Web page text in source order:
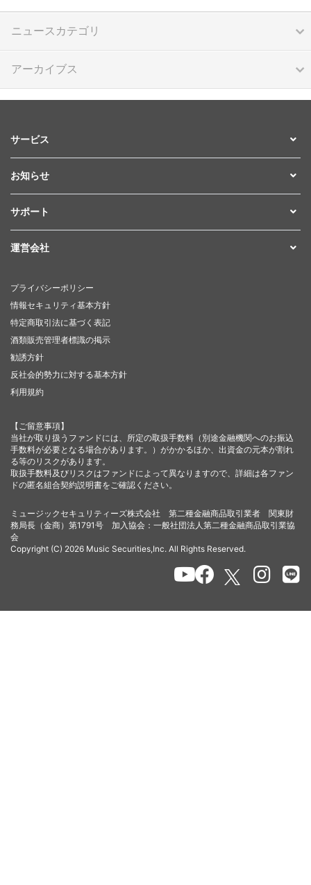
ニュースカテゴリ
アーカイブス
サービス
お知らせ
サポート
運営会社
プライバシーポリシー
情報セキュリティ基本方針
特定商取引法に基づく表記
酒類販売管理者標識の掲示
勧誘方針
反社会的勢力に対する基本方針
利用規約
【ご留意事項】
当社が取り扱うファンドには、所定の取扱手数料（別途金融機関へのお振込
手数料が必要となる場合があります。）がかかるほか、出資金の元本が割れ
る等のリスクがあります。
取扱手数料及びリスクはファンドによって異なりますので、詳細は各ファン
ドの匿名組合契約説明書をご確認ください。
ミュージックセキュリティーズ株式会社 第二種金融商品取引業者 関東財
務局長（金商）第1791号 加入協会：一般社団法人第二種金融商品取引業協
会
Copyright (C) 2026 Music Securities,Inc. All Rights Reserved.